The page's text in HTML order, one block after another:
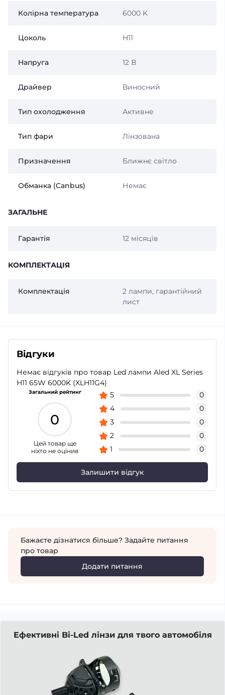
Колірна температура 6000 K
Цоколь H11
Напруга 12 В
Драйвер Виносний
Тип охолодження Активне
Тип фари Лінзована
Призначення Ближнє світло
Обманка (Canbus) Немає
ЗАГАЛЬНЕ
Гарантія 12 місяців
КОМПЛЕКТАЦІЯ
Комплектація
2 лампи, гарантійний
лист
Відгуки
Немає відгуків про товар Led лампи Aled XL Series
H11 65W 6000K (XLH11G4)
Загальний рейтинг
0
Цей товар ще
ніхто не оцінив
5
0
4
0
3
0
2
0
1
0
Залишити відгук
Бажаєте дізнатися більше? Задайте питання
про товар
Додати питання
Ефективні Bi-Led лінзи для твого автомобіля